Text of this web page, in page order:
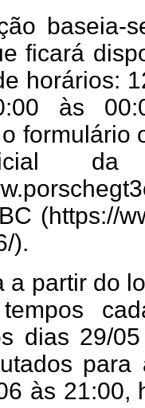
baseia-
ficará
horários:
às
formulário
da
(https://
).
a partir do
tempos
dias 29/
às 21:00,